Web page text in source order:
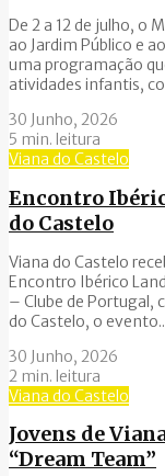
De 2 a 12 de julho, o
ao Jardim Público e
uma programação
atividades infantis,
30 Junho, 2026
5 min. leitura
Viana do Castelo
Encontro
do Castelo
Viana do Castelo
Encontro Ibérico
– Clube de Portugal,
do Castelo, o
30 Junho, 2026
2 min. leitura
Viana do Castelo
Jovens de
“Dream Team”